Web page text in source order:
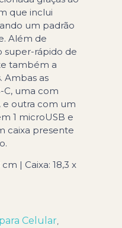
que inclui
um padrão
Além de
rápido de
também a
Ambas as
C, uma com
e outra com um
1 microUSB e
caixa presente
| Caixa: 18,3 x
Celular